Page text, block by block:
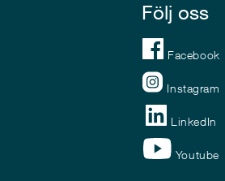
Följ oss
Facebook
Instagram
LinkedIn
Youtube